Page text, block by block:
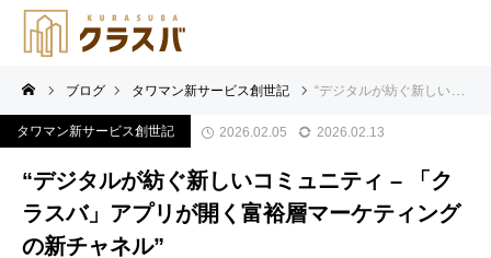
ブログ タワマン新サービス創世記 “デジタルが紡ぐ新しいコミュニティ – 「クラスバ」アプリが開く富裕層マーケティングの新チャネル”
タワマン新サービス創世記 2026.02.05 2026.02.13
“デジタルが紡ぐ新しいコミュニティ – 「ク
ラスバ」アプリが開く富裕層マーケティング
の新チャネル”